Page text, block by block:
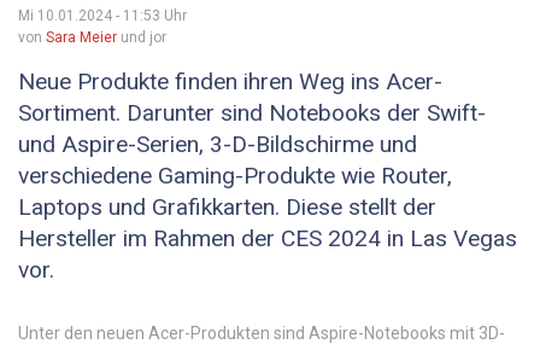
Mi 10.01.2024 - 11:53 Uhr
von Sara Meier und jor
Neue Produkte finden ihren Weg ins Acer-
Sortiment. Darunter sind Notebooks der Swift-
und Aspire-Serien, 3-D-Bildschirme und
verschiedene Gaming-Produkte wie Router,
Laptops und Grafikkarten. Diese stellt der
Hersteller im Rahmen der CES 2024 in Las Vegas
vor.
Unter den neuen Acer-Produkten sind Aspire-Notebooks mit 3D-